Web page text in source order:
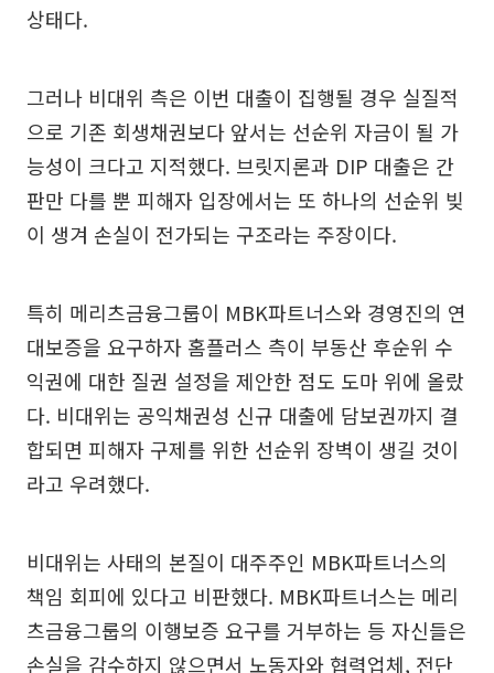
상태다.
그러나 비대위 측은 이번 대출이 집행될 경우 실질적
으로 기존 회생채권보다 앞서는 선순위 자금이 될 가
능성이 크다고 지적했다. 브릿지론과 DIP 대출은 간
판만 다를 뿐 피해자 입장에서는 또 하나의 선순위 빚
이 생겨 손실이 전가되는 구조라는 주장이다.
특히 메리츠금융그룹이 MBK파트너스와 경영진의 연
대보증을 요구하자 홈플러스 측이 부동산 후순위 수
익권에 대한 질권 설정을 제안한 점도 도마 위에 올랐
다. 비대위는 공익채권성 신규 대출에 담보권까지 결
합되면 피해자 구제를 위한 선순위 장벽이 생길 것이
라고 우려했다.
비대위는 사태의 본질이 대주주인 MBK파트너스의
책임 회피에 있다고 비판했다. MBK파트너스는 메리
츠금융그룹의 이행보증 요구를 거부하는 등 자신들은
손실을 감수하지 않으면서 노동자와 협력업체, 전단